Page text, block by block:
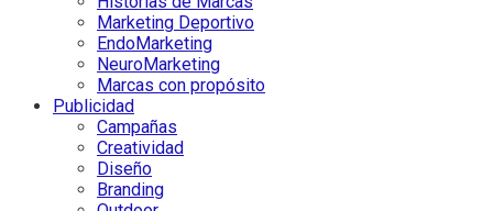
Marketing Deportivo
EndoMarketing
NeuroMarketing
Marcas con propósito
Publicidad
Campañas
Creatividad
Diseño
Branding